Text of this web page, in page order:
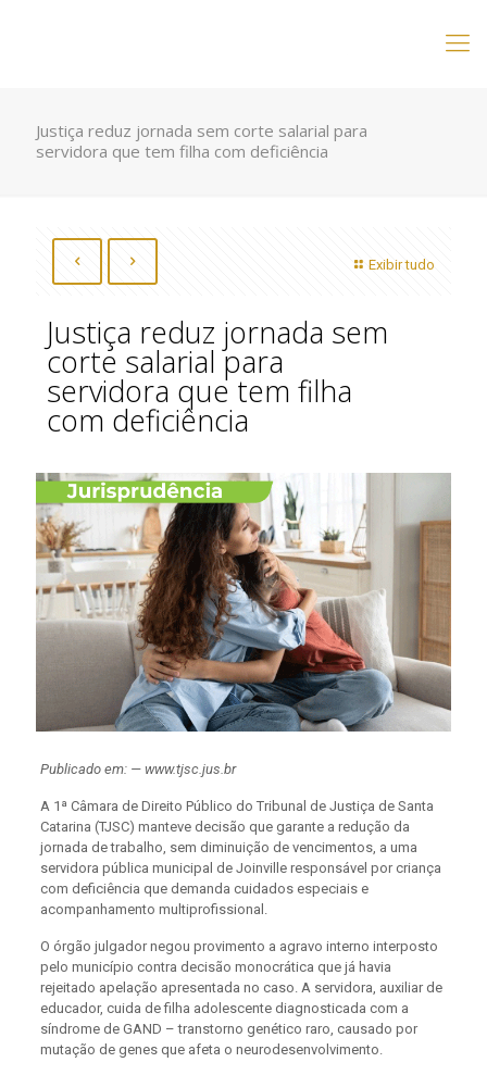
Justiça reduz jornada sem corte salarial para
servidora que tem filha com deficiência
Exibir tudo
Justiça reduz jornada sem
corte salarial para
servidora que tem filha
com deficiência
Publicado em: — www.tjsc.jus.br
A 1ª Câmara de Direito Público do Tribunal de Justiça de Santa
Catarina (TJSC) manteve decisão que garante a redução da
jornada de trabalho, sem diminuição de vencimentos, a uma
servidora pública municipal de Joinville responsável por criança
com deficiência que demanda cuidados especiais e
acompanhamento multiprofissional.
O órgão julgador negou provimento a agravo interno interposto
pelo município contra decisão monocrática que já havia
rejeitado apelação apresentada no caso. A servidora, auxiliar de
educador, cuida de filha adolescente diagnosticada com a
síndrome de GAND – transtorno genético raro, causado por
mutação de genes que afeta o neurodesenvolvimento.